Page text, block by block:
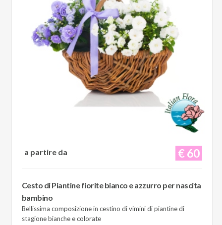
€ 60
a partire da
Cesto di Piantine fiorite bianco e azzurro per nascita
bambino
Bellissima composizione in cestino di vimini di piantine di
stagione bianche e colorate